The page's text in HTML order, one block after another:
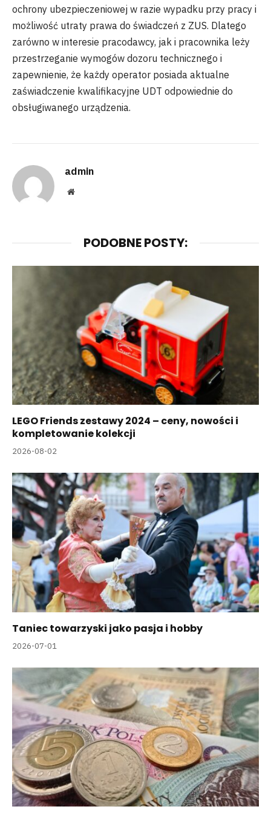
ochrony ubezpieczeniowej w razie wypadku przy pracy i
możliwość utraty prawa do świadczeń z ZUS. Dlatego
zarówno w interesie pracodawcy, jak i pracownika leży
przestrzeganie wymogów dozoru technicznego i
zapewnienie, że każdy operator posiada aktualne
zaświadczenie kwalifikacyjne UDT odpowiednie do
obsługiwanego urządzenia.
admin
Website
PODOBNE POSTY:
LEGO Friends zestawy 2024 – ceny, nowości i
kompletowanie kolekcji
2026-08-02
Taniec towarzyski jako pasja i hobby
2026-07-01